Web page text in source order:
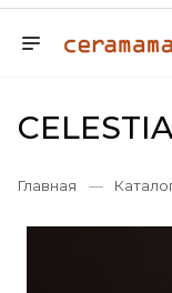
Главная —